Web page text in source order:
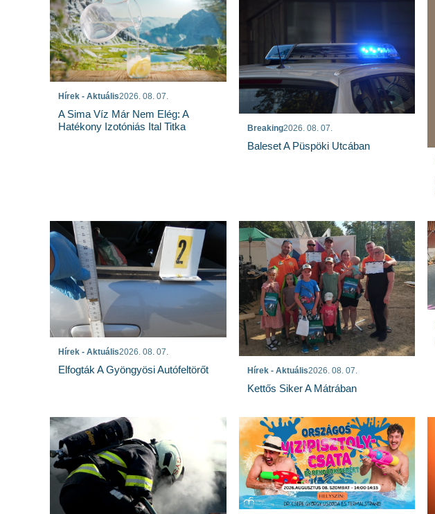
Hírek - Aktuális2026. 08. 07.
A Sima Víz Már Nem Elég: A
Hatékony Izotóniás Ital Titka
Breaking2026. 08. 07.
Baleset A Püspöki Utcában
Hírek - Aktuális2026. 08. 07.
Elfogták A Gyöngyösi Autófeltörőt Hírek - Aktuális2026. 08. 07.
Kettős Siker A Mátrában